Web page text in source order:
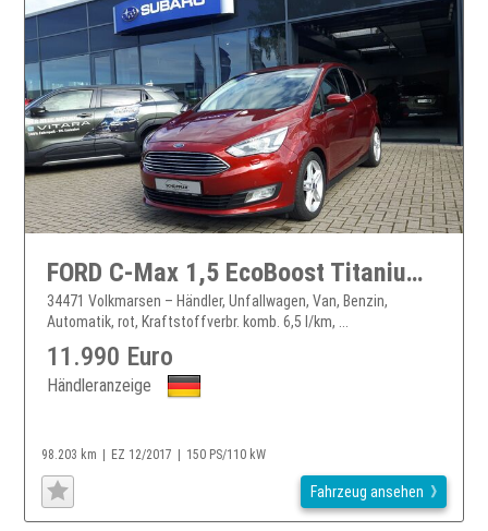
FORD C-Max 1,5 EcoBoost Titanium, AHK
34471 Volkmarsen – Händler, Unfallwagen, Van, Benzin,
Automatik, rot, Kraftstoffverbr. komb. 6,5 l/km, ...
11.990 Euro
Händleranzeige
98.203 km EZ 12/2017 150 PS/110 kW
Fahrzeug ansehen